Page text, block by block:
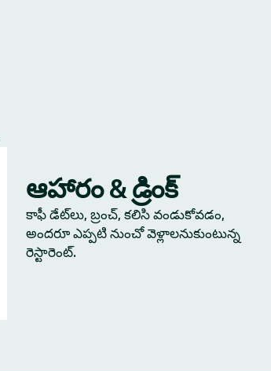
ఆహారం & డ్రింక్
కాఫీ డేట్‌లు, బ్రంచ్, కలిసి వండుకోవడం,
అందరూ ఎప్పటి నుంచో వెళ్లాలనుకుంటున్న
రెస్టారెంట్.